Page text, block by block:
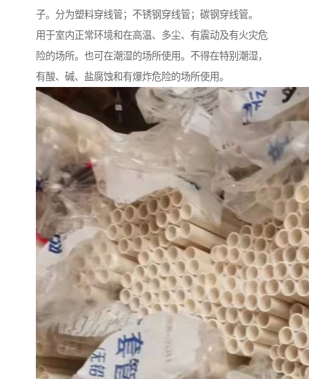
子。分为塑料穿线管；不锈钢穿线管；碳钢穿线管。
用于室内正常环境和在高温、多尘、有震动及有火灾危
险的场所。也可在潮湿的场所使用。不得在特别潮湿，
有酸、碱、盐腐蚀和有爆炸危险的场所使用。